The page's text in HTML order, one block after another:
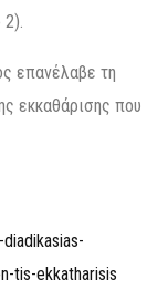
επανέλαβε τη
εκκαθάρισης που
tis-ekkatharisis